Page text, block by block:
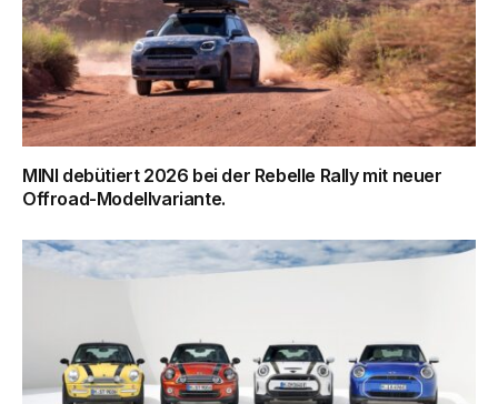
MINI debütiert 2026 bei der Rebelle Rally mit neuer
Offroad-Modellvariante.